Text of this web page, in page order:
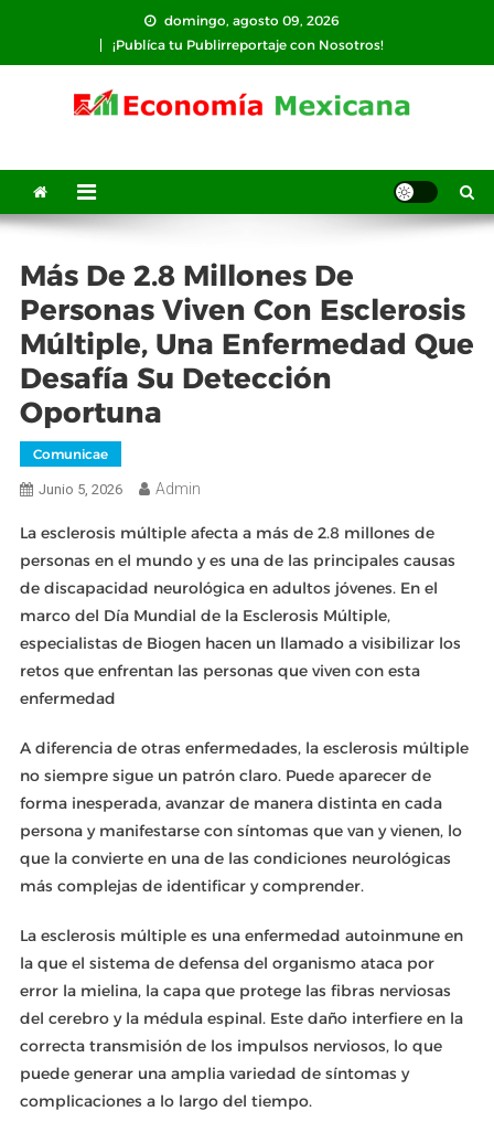
contenido
domingo, agosto 09, 2026
¡Publíca tu Publirreportaje con Nosotros!
Más De 2.8 Millones De
Personas Viven Con Esclerosis
Múltiple, Una Enfermedad Que
Desafía Su Detección
Oportuna
Comunicae
Junio 5, 2026 Admin
La esclerosis múltiple afecta a más de 2.8 millones de
personas en el mundo y es una de las principales causas
de discapacidad neurológica en adultos jóvenes. En el
marco del Día Mundial de la Esclerosis Múltiple,
especialistas de Biogen hacen un llamado a visibilizar los
retos que enfrentan las personas que viven con esta
enfermedad
A diferencia de otras enfermedades, la esclerosis múltiple
no siempre sigue un patrón claro. Puede aparecer de
forma inesperada, avanzar de manera distinta en cada
persona y manifestarse con síntomas que van y vienen, lo
que la convierte en una de las condiciones neurológicas
más complejas de identificar y comprender.
La esclerosis múltiple es una enfermedad autoinmune en
la que el sistema de defensa del organismo ataca por
error la mielina, la capa que protege las fibras nerviosas
del cerebro y la médula espinal. Este daño interfiere en la
correcta transmisión de los impulsos nerviosos, lo que
puede generar una amplia variedad de síntomas y
complicaciones a lo largo del tiempo.